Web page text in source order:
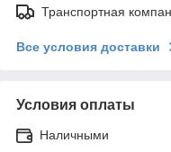
Транспортная
Все условия доставки
Условия оплаты
Наличными